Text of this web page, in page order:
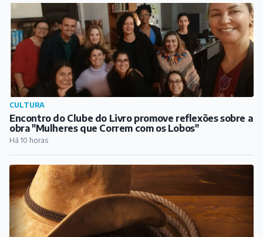
AGRO
Concurso Sertanejo do Festival Flequeijo abre
inscrições
Há 11 horas